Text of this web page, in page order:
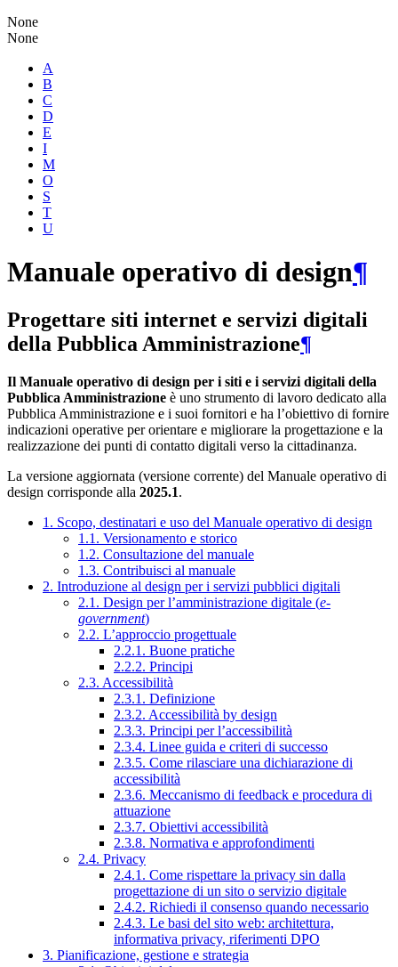
None
None
A
B
C
D
E
I
M
O
S
T
U
Manuale operativo di design¶
Progettare siti internet e servizi digitali
della Pubblica Amministrazione¶
Il Manuale operativo di design per i siti e i servizi digitali della
Pubblica Amministrazione è uno strumento di lavoro dedicato alla
Pubblica Amministrazione e i suoi fornitori e ha l’obiettivo di fornire
indicazioni operative per orientare e migliorare la progettazione e la
realizzazione dei punti di contatto digitali verso la cittadinanza.
La versione aggiornata (versione corrente) del Manuale operativo di
design corrisponde alla 2025.1.
1. Scopo, destinatari e uso del Manuale operativo di design
1.1. Versionamento e storico
1.2. Consultazione del manuale
1.3. Contribuisci al manuale
2. Introduzione al design per i servizi pubblici digitali
2.1. Design per l’amministrazione digitale (e-
government)
2.2. L’approccio progettuale
2.2.1. Buone pratiche
2.2.2. Principi
2.3. Accessibilità
2.3.1. Definizione
2.3.2. Accessibilità by design
2.3.3. Principi per l’accessibilità
2.3.4. Linee guida e criteri di successo
2.3.5. Come rilasciare una dichiarazione di
accessibilità
2.3.6. Meccanismo di feedback e procedura di
attuazione
2.3.7. Obiettivi accessibilità
2.3.8. Normativa e approfondimenti
2.4. Privacy
2.4.1. Come rispettare la privacy sin dalla
progettazione di un sito o servizio digitale
2.4.2. Richiedi il consenso quando necessario
2.4.3. Le basi del sito web: architettura,
informativa privacy, riferimenti DPO
3. Pianificazione, gestione e strategia